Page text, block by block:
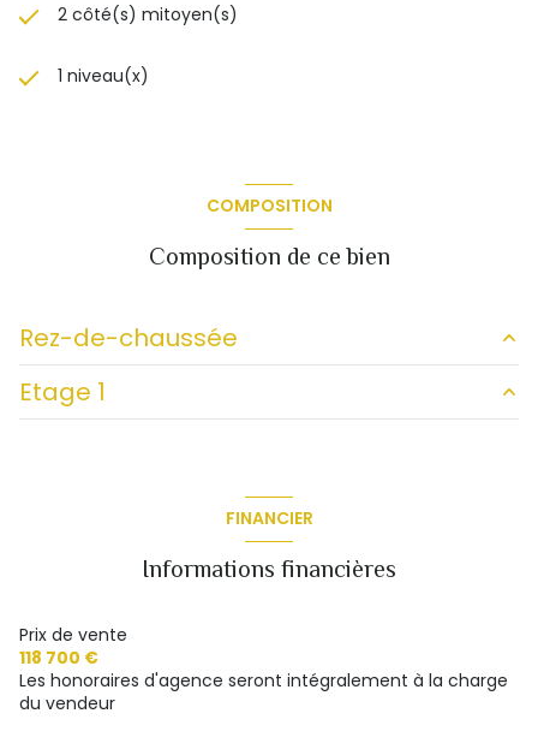
2 côté(s) mitoyen(s)
1 niveau(x)
COMPOSITION
Composition de ce bien
Rez-de-chaussée
buanderie
Etage 1
salle d'eau
WC
FINANCIER
Informations financières
Prix de vente
118 700 €
Les honoraires d'agence seront intégralement à la charge
du vendeur